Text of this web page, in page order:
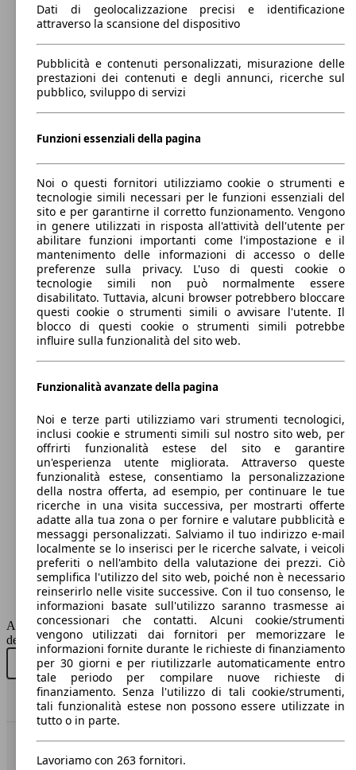
ZS EV Luxury Long Range
73 KW
(99 PS)
ZS EV Luxury Long Range obc 6,6kW
73 KW
(99 PS)
ZS EV Luxury Standard Range
75 KW
(102 PS)
Benzina
Leistung
82 KW
ZS 1.0 Luxury
82 KW
(111 PS)
ZS 1.0 Luxury auto
82 KW
(111 PS)
ZS 1.5 Comfort
78 KW
Dimensioni (L/l/A):
Potenza:
68 KW (92 PS)
Porte:
5
Sedili:
5
Bagagliaio:
470 - 1100 Litri
Mostra versioni
SUV/Fuoristrada/Pick-up
Elettrica
Model Version
AutoScout24 non si assume alcuna responsabilità per la correttezza
dei dati.
Acquista nuovo
Acquista usato
Torna su
Dati di geolocalizzazione precisi e identificazione
attraverso la scansione del dispositivo
Pubblicità e contenuti personalizzati, misurazione delle
prestazioni dei contenuti e degli annunci, ricerche sul
pubblico, sviluppo di servizi
Funzioni essenziali della pagina
Noi o questi fornitori utilizziamo cookie o strumenti e
tecnologie simili necessari per le funzioni essenziali del
sito e per garantirne il corretto funzionamento. Vengono
in genere utilizzati in risposta all'attività dell'utente per
abilitare funzioni importanti come l'impostazione e il
mantenimento delle informazioni di accesso o delle
preferenze sulla privacy. L'uso di questi cookie o
tecnologie simili non può normalmente essere
disabilitato. Tuttavia, alcuni browser potrebbero bloccare
questi cookie o strumenti simili o avvisare l'utente. Il
blocco di questi cookie o strumenti simili potrebbe
influire sulla funzionalità del sito web.
Funzionalità avanzate della pagina
Noi e terze parti utilizziamo vari strumenti tecnologici,
inclusi cookie e strumenti simili sul nostro sito web, per
offrirti funzionalità estese del sito e garantire
un'esperienza utente migliorata. Attraverso queste
funzionalità estese, consentiamo la personalizzazione
della nostra offerta, ad esempio, per continuare le tue
ricerche in una visita successiva, per mostrarti offerte
adatte alla tua zona o per fornire e valutare pubblicità e
messaggi personalizzati. Salviamo il tuo indirizzo e-mail
localmente se lo inserisci per le ricerche salvate, i veicoli
preferiti o nell'ambito della valutazione dei prezzi. Ciò
semplifica l'utilizzo del sito web, poiché non è necessario
reinserirlo nelle visite successive. Con il tuo consenso, le
informazioni basate sull'utilizzo saranno trasmesse ai
concessionari che contatti. Alcuni cookie/strumenti
vengono utilizzati dai fornitori per memorizzare le
informazioni fornite durante le richieste di finanziamento
per 30 giorni e per riutilizzarle automaticamente entro
tale periodo per compilare nuove richieste di
finanziamento. Senza l'utilizzo di tali cookie/strumenti,
tali funzionalità estese non possono essere utilizzate in
tutto o in parte.
Lavoriamo con 263 fornitori.